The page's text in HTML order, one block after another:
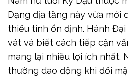
Dạng địa tầng này vừa mới
thiếu tính ổn định. Hành
vát và biết cách tiếp cận
mang lại nhiều lợi ích nhất.
thường dao động khi đối